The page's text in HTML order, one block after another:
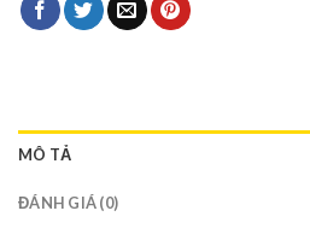
MÔ TẢ
ĐÁNH GIÁ (0)